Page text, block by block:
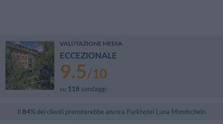
VALUTAZIONE MEDIA
ECCEZIONALE
9.5/10
su 118 sondaggi
Il 84% dei clienti prenoterebbe ancora Parkhotel Luna Mondschein